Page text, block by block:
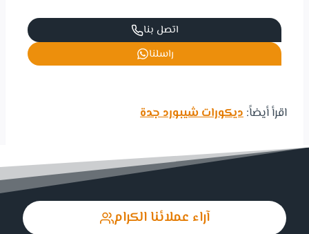
اتصل بنا
راسلنا
اقرأ أيضاً:ديكورات شيبورد جدة
آراء عملائنا الكرام